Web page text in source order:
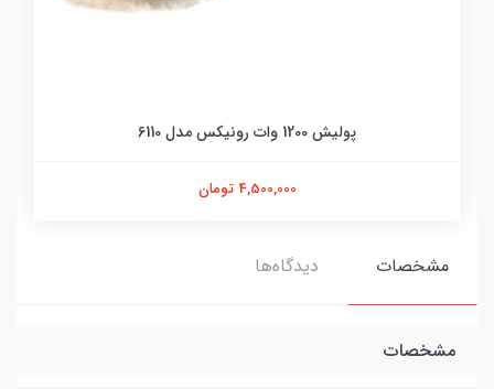
پولیش 1200 وات رونیکس مدل 6110
4,500,000 تومان
مشخصات دیدگاه‌ها
مشخصات